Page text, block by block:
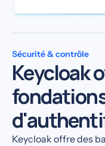
Sécurité & contrôle
Keycloak
Keycloak offre des